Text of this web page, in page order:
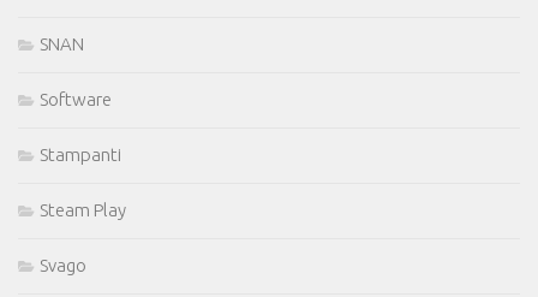
SNAN
Software
Stampanti
Steam Play
Svago